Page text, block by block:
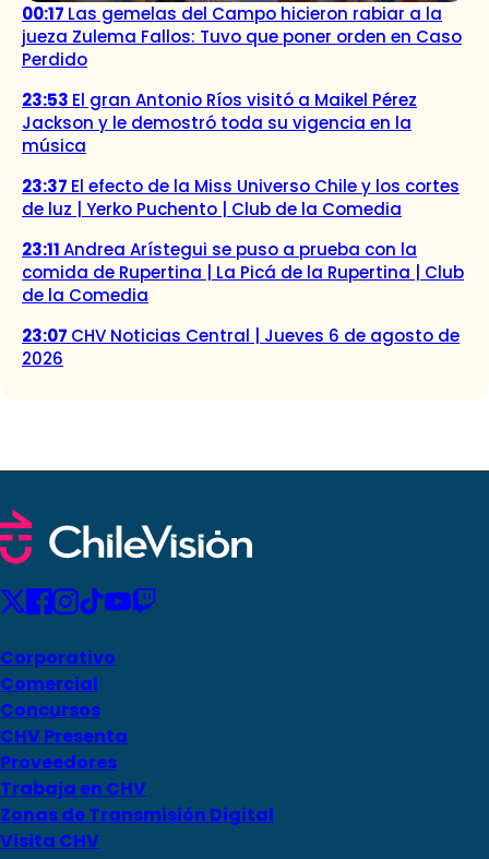
00:17 Las gemelas del Campo hicieron rabiar a la
jueza Zulema Fallos: Tuvo que poner orden en Caso
Perdido
23:53 El gran Antonio Ríos visitó a Maikel Pérez
Jackson y le demostró toda su vigencia en la
música
23:37 El efecto de la Miss Universo Chile y los cortes
de luz | Yerko Puchento | Club de la Comedia
23:11Andrea Arístegui se puso a prueba con la
comida de Rupertina | La Picá de la Rupertina | Club
de la Comedia
23:07 CHV Noticias Central | Jueves 6 de agosto de
2026
Corporativo
Comercial
Concursos
CHV Presenta
Proveedores
Trabaja en CHV
Zonas de Transmisión Digital
Visita CHV